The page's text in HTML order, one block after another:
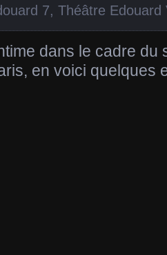
7, Théâtre Edouard
dans le cadre du
en voici quelques